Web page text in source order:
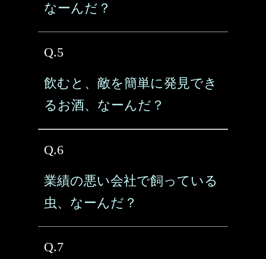
なーんだ？
Q.5
飲むと、敵を簡単に発見でき
るお酒、なーんだ？
Q.6
業績の悪い会社で飼っている
虫、なーんだ？
Q.7